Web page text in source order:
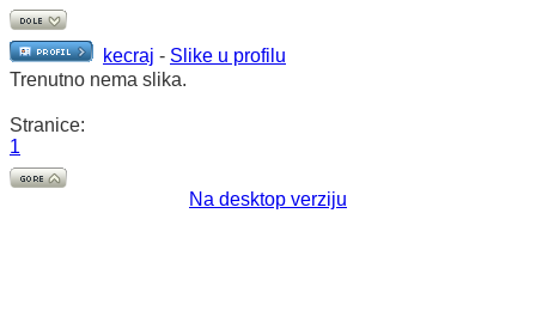
kecraj - Slike u profilu
Trenutno nema slika.
Stranice:
1
Na desktop verziju